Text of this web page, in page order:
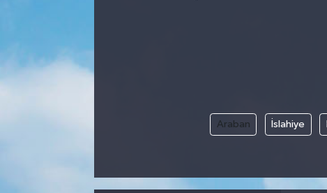
Araban İslahiye
Sağlık